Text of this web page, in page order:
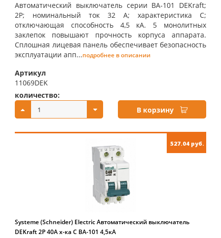
Автоматический выключатель серии ВА-101 DEKraft;
2P; номинальный ток 32 А; характеристика С;
отключающая способность 4,5 кА. 5 монолитных
заклепок повышают прочность корпуса аппарата.
Сплошная лицевая панель обеспечивает безопасность
эксплуатации апп...подробнее в описании
Артикул
11069DEK
количество:
В корзину
527.04 руб.
Systeme (Schneider) Electric Автоматический выключатель
DEKraft 2Р 40А х-ка C ВА-101 4,5кА